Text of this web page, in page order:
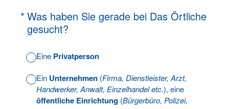
* Was haben Sie gerade bei Das Örtliche
gesucht?
(Erforderlich.)
Eine Privatperson
Ein Unternehmen (Firma, Dienstleister, Arzt,
Handwerker, Anwalt, Einzelhandel etc.), eine
öffentliche Einrichtung (Bürgerbüro, Polizei,